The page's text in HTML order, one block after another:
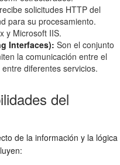
solicitudes HTTP del
para su procesamiento.
y Microsoft IIS.
Interfaces): Son el conjunto
la comunicación entre el
diferentes servicios.
del
de la información y la lógica